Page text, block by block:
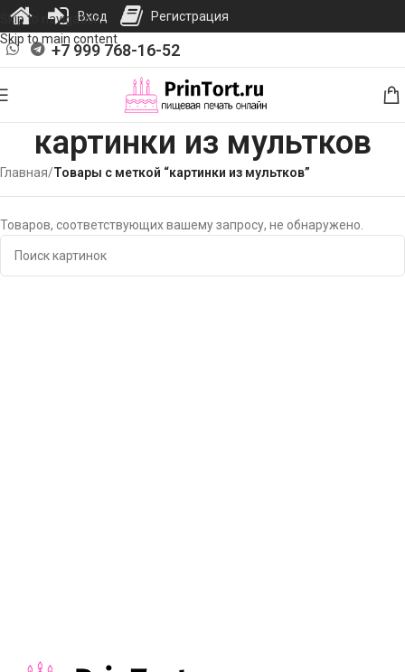
Skip to navigation
Skip to main content
+7 999 768-16-52
картинки из мультков
Главная/Товары с меткой “картинки из мультков”
Товаров, соответствующих вашему запросу, не обнаружено.
Вход Регистрация